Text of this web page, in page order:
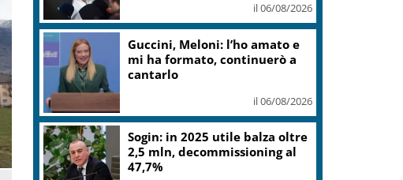
il 06/08/2026
Guccini, Meloni: l’ho amato e
mi ha formato, continuerò a
cantarlo
il 06/08/2026
Sogin: in 2025 utile balza oltre
2,5 mln, decommissioning al
47,7%